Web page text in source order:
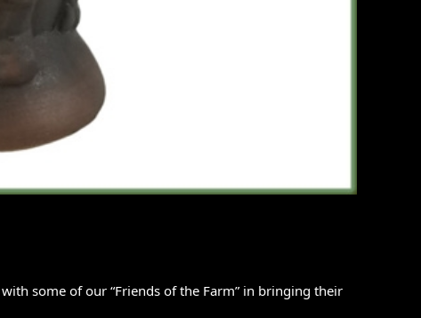
some of our “Friends of the Farm” in bringing their